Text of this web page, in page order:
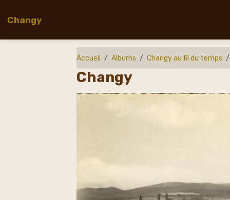
Changy
Accueil Albums Changy au fil du temps
Changy